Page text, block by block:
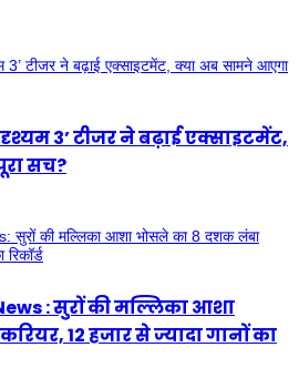
3’ टीजर ने बढ़ाई एक्साइटमेंट,
सच?
: सुरों की मल्लिका आशा
12 हजार से ज्यादा गानों का